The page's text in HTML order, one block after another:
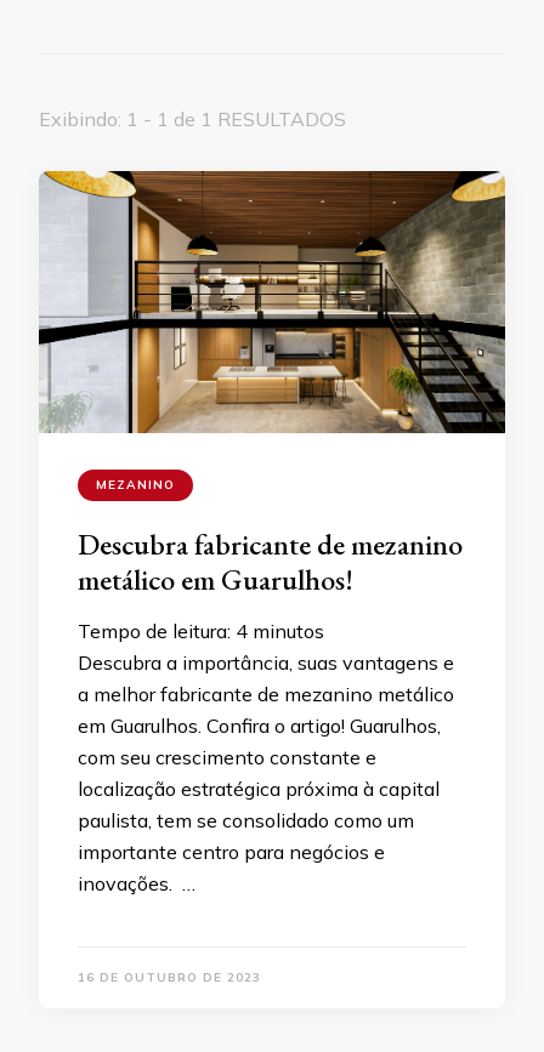
Exibindo: 1 - 1 de 1 RESULTADOS
MEZANINO
Descubra fabricante de mezanino
metálico em Guarulhos!
Tempo de leitura: 4 minutos
Descubra a importância, suas vantagens e
a melhor fabricante de mezanino metálico
em Guarulhos. Confira o artigo! Guarulhos,
com seu crescimento constante e
localização estratégica próxima à capital
paulista, tem se consolidado como um
importante centro para negócios e
inovações. …
16 DE OUTUBRO DE 2023